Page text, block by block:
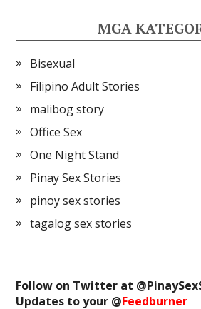
MGA
Bisexual
Filipino Adult Stories
malibog story
Office Sex
One Night Stand
Pinay Sex Stories
pinoy sex stories
tagalog sex stories
Follow on Twitter at @
Updates to your @Feedburner